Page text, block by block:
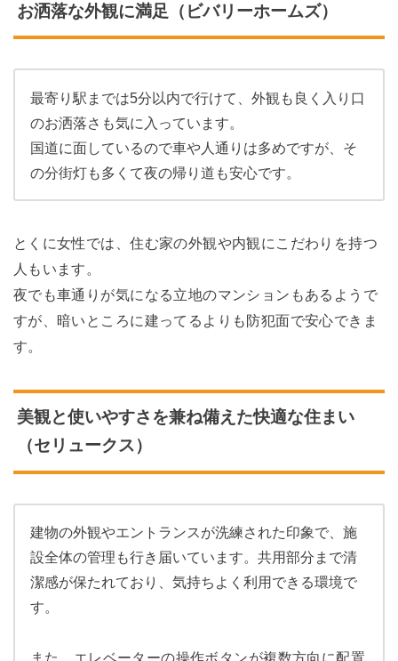
お洒落な外観に満足（ビバリーホームズ）
最寄り駅までは5分以内で行けて、外観も良く入り口
のお洒落さも気に入っています。
国道に面しているので車や人通りは多めですが、そ
の分街灯も多くて夜の帰り道も安心です。
とくに女性では、住む家の外観や内観にこだわりを持つ
人もいます。
夜でも車通りが気になる立地のマンションもあるようで
すが、暗いところに建ってるよりも防犯面で安心できま
す。
美観と使いやすさを兼ね備えた快適な住まい
（セリュークス）
建物の外観やエントランスが洗練された印象で、施
設全体の管理も行き届いています。共用部分まで清
潔感が保たれており、気持ちよく利用できる環境で
す。
また、エレベーターの操作ボタンが複数方向に配置